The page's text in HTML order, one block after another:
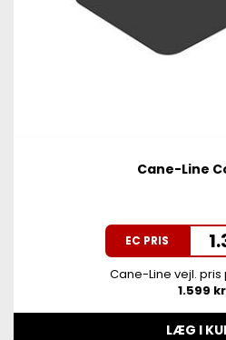
Cane-Line
EC PRIS
Cane-Line vejl. pris
1.599
LÆG I